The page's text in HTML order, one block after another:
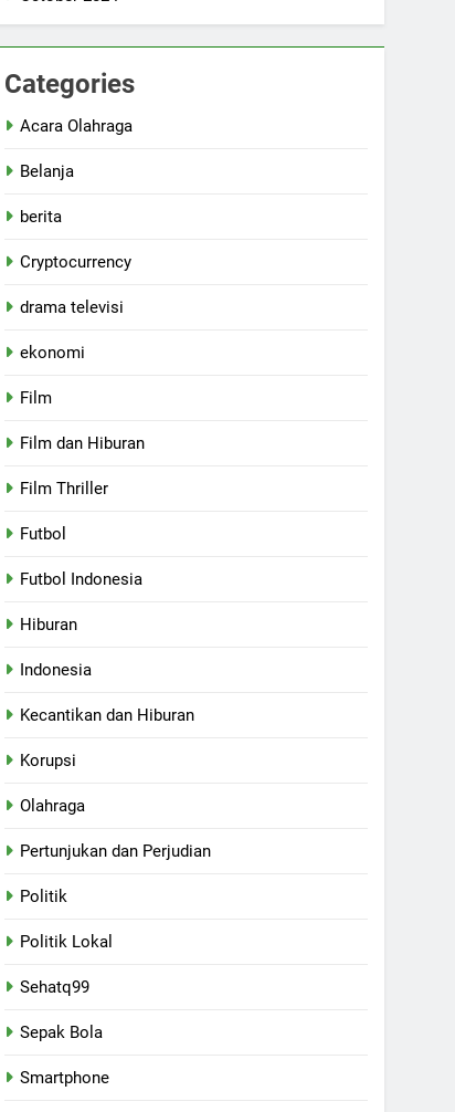
Categories
Acara Olahraga
Belanja
berita
Cryptocurrency
drama televisi
ekonomi
Film
Film dan Hiburan
Film Thriller
Futbol
Futbol Indonesia
Hiburan
Indonesia
Kecantikan dan Hiburan
Korupsi
Olahraga
Pertunjukan dan Perjudian
Politik
Politik Lokal
Sehatq99
Sepak Bola
Smartphone